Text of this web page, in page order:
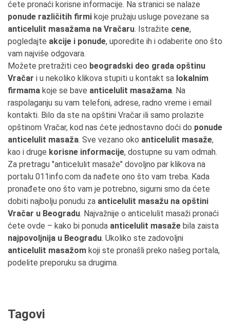
ćete pronaći korisne informacije. Na stranici se nalaze
ponude različitih firmi koje pružaju usluge povezane sa
anticelulit masažama na Vračaru. Istražite cene,
pogledajte akcije i ponude, uporedite ih i odaberite ono što
vam najviše odgovara.
Možete pretražiti ceo beogradski deo grada opštinu
Vračar i u nekoliko klikova stupiti u kontakt sa lokalnim
firmama koje se bave anticelulit masažama. Na
raspolaganju su vam telefoni, adrese, radno vreme i email
kontakti. Bilo da ste na opštini Vračar ili samo prolazite
opštinom Vračar, kod nas ćete jednostavno doći do ponude
anticelulit masaža. Sve vezano oko anticelulit masaže,
kao i druge korisne informacije, dostupne su vam odmah.
Za pretragu "anticelulit masaže" dovoljno par klikova na
portalu 011info.com da nađete ono što vam treba. Kada
pronađete ono što vam je potrebno, sigurni smo da ćete
dobiti najbolju ponudu za anticelulit masažu na opštini
Vračar u Beogradu. Najvažnije o anticelulit masaži pronaći
ćete ovde – kako bi ponuda anticelulit masaže bila zaista
najpovoljnija u Beogradu. Ukoliko ste zadovoljni
anticelulit masažom koji ste pronašli preko našeg portala,
podelite preporuku sa drugima.
Tagovi